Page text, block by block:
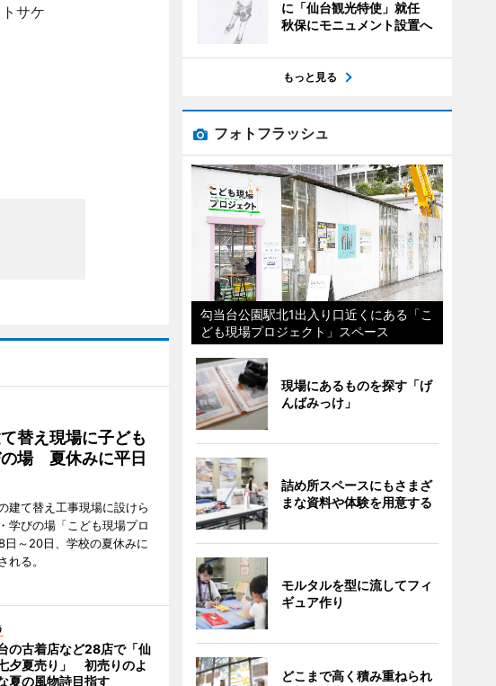
サケ
替え現場に子ども
場 夏休みに平日
建て替え工事現場に設けら
学びの場「こども現場プロ
日～20日、学校の夏休みに
れる。
の古着店など28店で「仙
夕夏売り」 初売りのよ
夏の風物詩目指す
に「仙台観光特使」就任
秋保にモニュメント設置へ
もっと見る
フォトフラッシュ
勾当台公園駅北1出入り口近くにある「こ
ども現場プロジェクト」スペース
現場にあるものを探す「げ
んばみっけ」
詰め所スペースにもさまざ
まな資料や体験を用意する
モルタルを型に流してフィ
ギュア作り
どこまで高く積み重ねられ